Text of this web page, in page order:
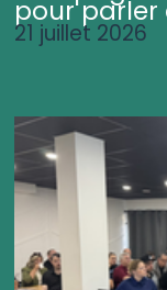
pour
21 juillet 2026